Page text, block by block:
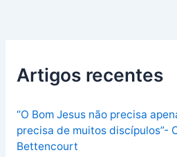
Artigos recentes
“O Bom Jesus não precisa
precisa de muitos discípulos”-
Bettencourt